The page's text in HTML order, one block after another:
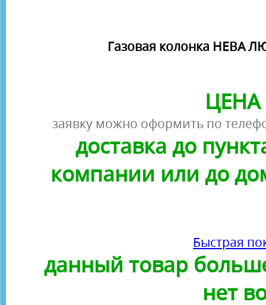
Газовая колонка НЕВА
ЦЕНА
заявку можно оформить по
доставка до
компании или до
Быстрая
данный товар
нет